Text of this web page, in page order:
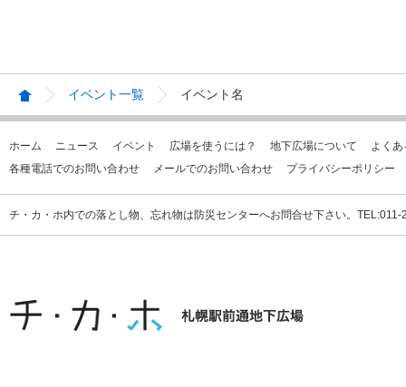
イベント一覧 イベント名
ホーム ニュース イベント 広場を使うには？ 地下広場について
よく
各種電話でのお問い合わせ
メールでのお問い合わせ プライバシーポリシー
チ・カ・ホ内での落とし物、忘れ物は防災センターへお問合せ下さい。